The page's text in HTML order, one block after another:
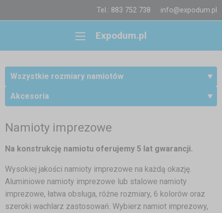
Tel.: 883 752 738 info@expodum.pl
Expodum.pl
Wszystkie rozmiary namiotów
Akcesoria
Namioty imprezowe
Na konstrukcję namiotu oferujemy 5 lat gwarancji.
Wysokiej jakości namioty imprezowe na każdą okazję.
Aluminiowe namioty imprezowe lub stalowe namioty
imprezowe, łatwa obsługa, różne rozmiary, 6 kolorów oraz
szeroki wachlarz zastosowań. Wybierz namiot imprezowy,